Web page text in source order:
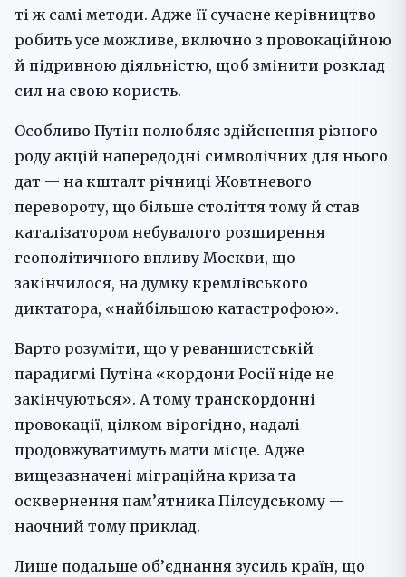
ті ж самі методи. Адже її сучасне керівництво
робить усе можливе, включно з провокаційною
й підривною діяльністю, щоб змінити розклад
сил на свою користь.
Особливо Путін полюбляє здійснення різного
роду акцій напередодні символічних для нього
дат — на кшталт річниці Жовтневого
перевороту, що більше століття тому й став
каталізатором небувалого розширення
геополітичного впливу Москви, що
закінчилося, на думку кремлівського
диктатора, «найбільшою катастрофою».
Варто розуміти, що у реваншистській
парадигмі Путіна «кордони Росії ніде не
закінчуються». А тому транскордонні
провокації, цілком вірогідно, надалі
продовжуватимуть мати місце. Адже
вищезазначені міграційна криза та
осквернення пам’ятника Пілсудському —
наочний тому приклад.
Лише подальше об’єднання зусиль країн, що